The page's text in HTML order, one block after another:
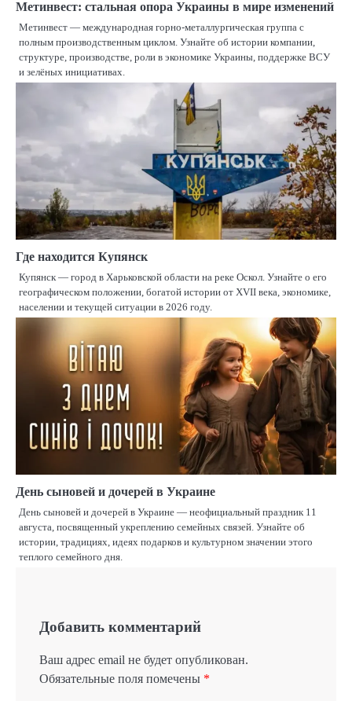
Метинвест: стальная опора Украины в мире изменений
Метинвест — международная горно-металлургическая группа с
полным производственным циклом. Узнайте об истории компании,
структуре, производстве, роли в экономике Украины, поддержке ВСУ
и зелёных инициативах.
Где находится Купянск
Купянск — город в Харьковской области на реке Оскол. Узнайте о его
географическом положении, богатой истории от XVII века, экономике,
населении и текущей ситуации в 2026 году.
День сыновей и дочерей в Украине
День сыновей и дочерей в Украине — неофициальный праздник 11
августа, посвященный укреплению семейных связей. Узнайте об
истории, традициях, идеях подарков и культурном значении этого
теплого семейного дня.
Добавить комментарий
Ваш адрес email не будет опубликован.
Обязательные поля помечены *